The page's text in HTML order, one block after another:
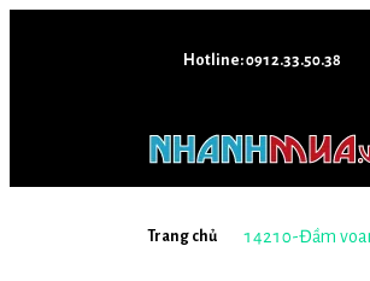
Hotline: 0912.33.50.38
Trang chủ 14210-Đầm